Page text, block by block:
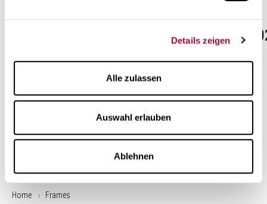
Details zeigen
Alle zulassen
Auswahl erlauben
Ablehnen
Home Frames